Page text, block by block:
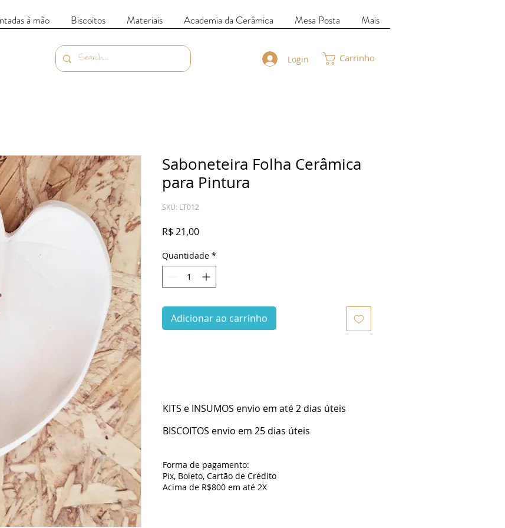
à mão Biscoitos Materiais Academia da Cerâmica Mesa Posta Mais
Login Carrinho
Saboneteira Folha Cerâmica
para Pintura
SKU: LT012
R$ 21,00Preço
Quantidade *
Adicionar ao carrinho
KITS e INSUMOS envio em até 2 dias úteis
BISCOITOS envio em 25 dias úteis
Forma de pagamento:
Pix, Boleto, Cartão de Crédito
Acima de R$800 em até 2X